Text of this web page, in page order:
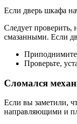
Если дверь шкафа
Следует проверить,
смазанными. Если
Приподнимите
Проверьте,
Сломался
Если вы заметили,
направляющими и